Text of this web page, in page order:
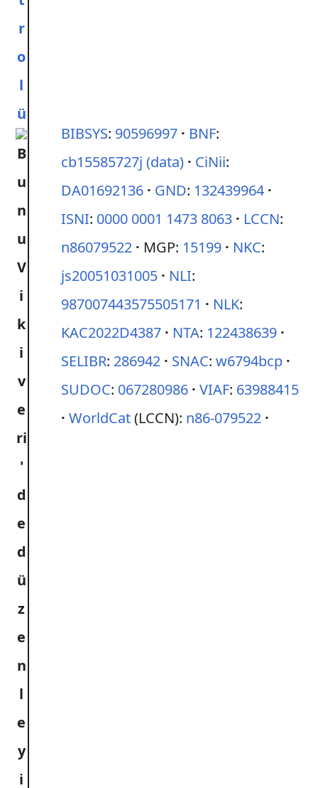
r
o
l
ü
BIBSYS: 90596997 BNF:
cb15585727j (data) CiNii:
DA01692136
GND: 132439964
ISNI: 0000 0001 1473 8063 LCCN:
n86079522
MGP: 15199 NKC:
js20051031005
NLI:
987007443575505171
NLK:
KAC2022D4387
NTA: 122438639
SELIBR: 286942 SNAC: w6794bcp
SUDOC: 067280986 VIAF: 63988415
WorldCat(LCCN): n86-079522